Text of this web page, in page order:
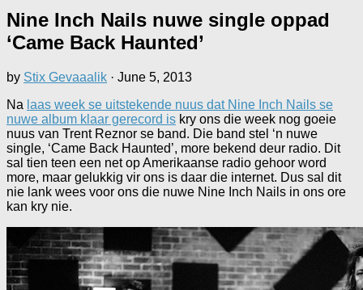
Nine Inch Nails nuwe single oppad
‘Came Back Haunted’
by Stix Gevaaalik · June 5, 2013
Na laas week se uitstekende nuus dat Nine Inch Nails se
nuwe album klaar gerecord is kry ons die week nog goeie
nuus van Trent Reznor se band. Die band stel ‘n nuwe
single, ‘Came Back Haunted’, more bekend deur radio. Dit
sal tien teen een net op Amerikaanse radio gehoor word
more, maar gelukkig vir ons is daar die internet. Dus sal dit
nie lank wees voor ons die nuwe Nine Inch Nails in ons ore
kan kry nie.